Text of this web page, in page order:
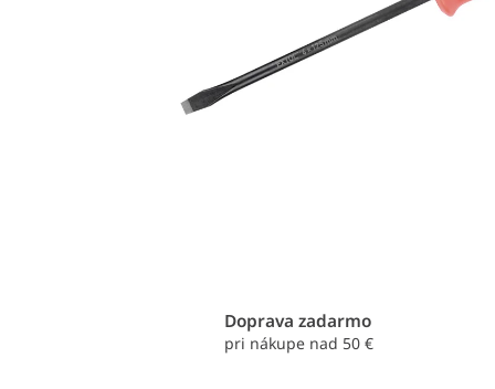
Doprava zadarmo
pri nákupe nad 50 €